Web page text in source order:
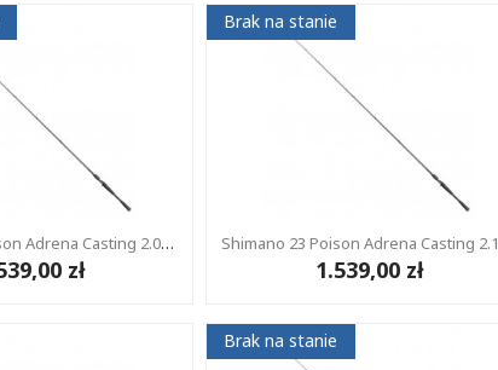
Shimano 23 Poison Adrena Casting 2.08m 7-21g 2cz
zł
Brak na stanie
1.539,00 zł
Brak na stanie